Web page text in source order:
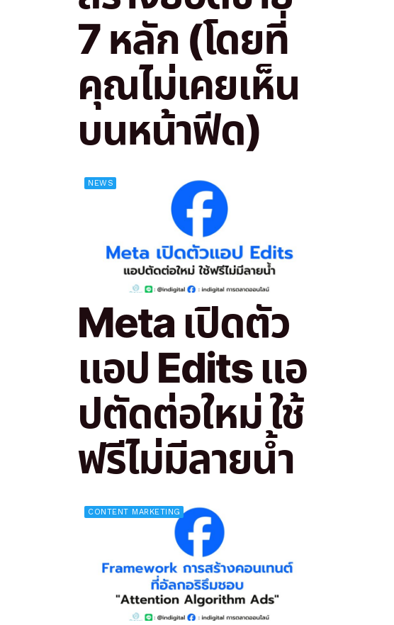
7 หลัก (โดยที่
คุณไม่เคยเห็น
บนหน้าฟีด)
NEWS
Meta เปิดตัว
แอป Edits แอ
ปตัดต่อใหม่ ใช้
ฟรีไม่มีลายน้ำ
CONTENT MARKETING